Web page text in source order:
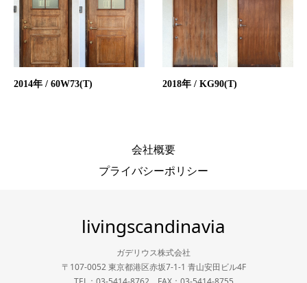
2014年 / 60W73(T) 2018年 / KG90(T)
会社概要
プライバシーポリシー
livingscandinavia
ガデリウス株式会社
〒107-0052 東京都港区赤坂7-1-1 青山安田ビル4F